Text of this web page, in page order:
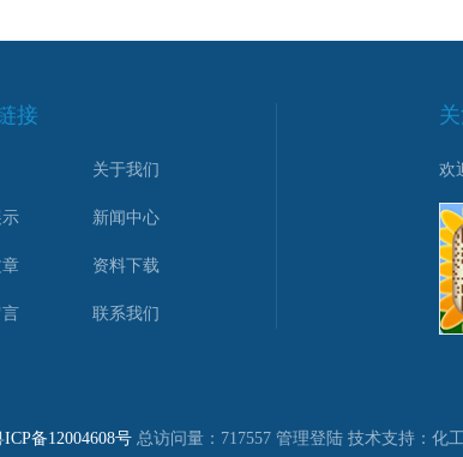
接
关于我们
新闻中心
资料下载
联系我们
欢
备12004608号 总访问量：717557 管理登陆 技术支持： 化